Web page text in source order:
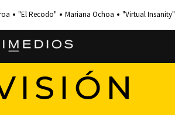
"El Recodo" Mariana Ochoa "Virtual Insanity"